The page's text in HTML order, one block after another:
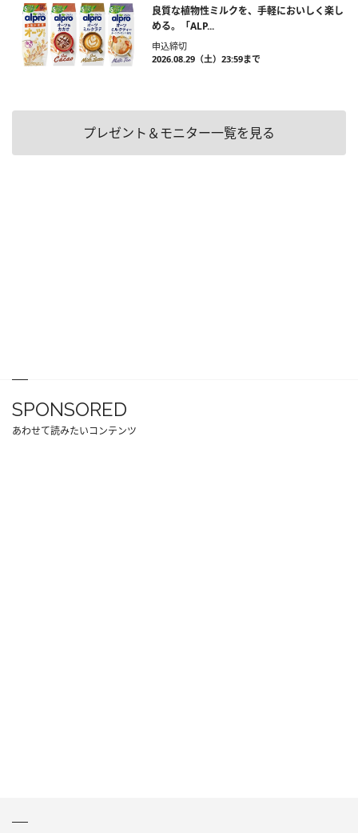
良質な植物性ミルクを、手軽においしく楽し
める。「ALP...
申込締切
2026.08.29（土）23:59まで
プレゼント＆モニター一覧を見る
SPONSORED
あわせて読みたいコンテンツ